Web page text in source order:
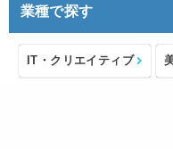
業種で探す
IT・クリエイティブ